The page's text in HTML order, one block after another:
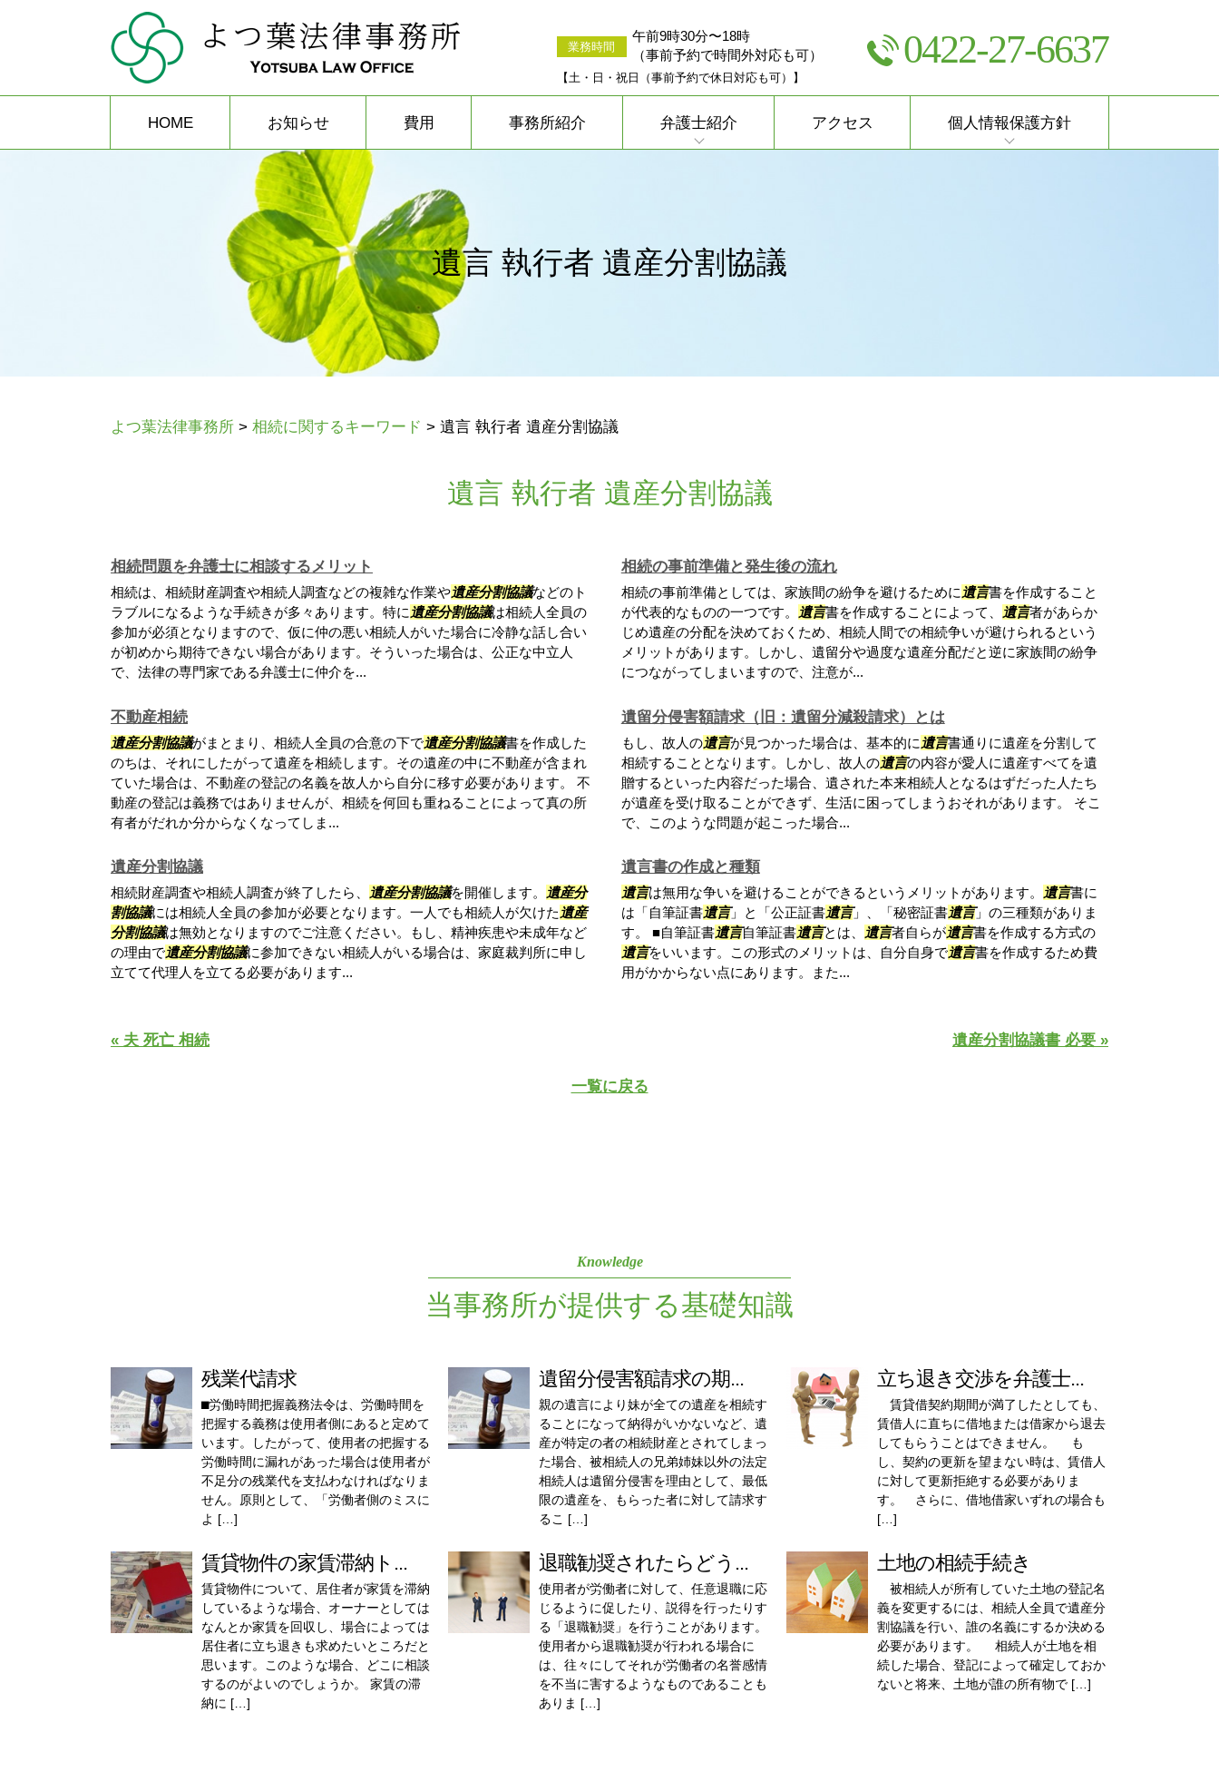
遺言 執行者 遺産分割協議
業務時間
午前9時30分〜18時
（事前予約で時間外対応も可）
【土・日・祝日（事前予約で休日対応も可）】
0422-27-6637
HOME お知らせ 費用 事務所紹介 弁護士紹介 アクセス 個人情報保護方針
よつ葉法律事務所 > 相続に関するキーワード > 遺言 執行者 遺産分割協議
遺言 執行者 遺産分割協議
相続問題を弁護士に相談するメリット
相続は、相続財産調査や相続人調査などの複雑な作業や遺産分割協議などのト
ラブルになるような手続きが多々あります。特に 遺産分割協議は相続人全員の
参加が必須となりますので、仮に仲の悪い相続人がいた場合に冷静な話し合い
が初めから期待できない場合があります。そういった場合は、公正な中立人
で、法律の専門家である弁護士に仲介を...
相続の事前準備と発生後の流れ
相続の事前準備としては、家族間の紛争を避けるために 遺言書を作成すること
が代表的なものの一つです。
遺言書を作成することによって、 遺言者があらか
じめ遺産の分配を決めておくため、相続人間での相続争いが避けられるという
メリットがあります。しかし、遺留分や過度な遺産分配だと逆に家族間の紛争
につながってしまいますので、注意が...
不動産相続
遺産分割協議がまとまり、相続人全員の合意の下で遺産分割協議書を作成した
のちは、それにしたがって遺産を相続します。その遺産の中に不動産が含まれ
ていた場合は、不動産の登記の名義を故人から自分に移す必要があります。 不
動産の登記は義務ではありませんが、相続を何回も重ねることによって真の所
有者がだれか分からなくなってしま...
遺留分侵害額請求（旧：遺留分減殺請求）とは
もし、故人の遺言が見つかった場合は、基本的に 遺言書通りに遺産を分割して
相続することとなります。しかし、故人の遺言の内容が愛人に遺産すべてを遺
贈するといった内容だった場合、遺された本来相続人となるはずだった人たち
が遺産を受け取ることができず、生活に困ってしまうおそれがあります。 そこ
で、このような問題が起こった場合...
遺産分割協議
相続財産調査や相続人調査が終了したら、 遺産分割協議を開催します。
遺産分
割協議には相続人全員の参加が必要となります。一人でも相続人が欠けた 遺産
分割協議は無効となりますのでご注意ください。もし、精神疾患や未成年など
の理由で遺産分割協議に参加できない相続人がいる場合は、家庭裁判所に申し
立てて代理人を立てる必要があります...
遺言書の作成と種類
遺言は無用な争いを避けることができるというメリットがあります。 遺言書に
は「自筆証書遺言」と「公正証書遺言」、「秘密証書遺言」の三種類がありま
す。 ■自筆証書遺言自筆証書遺言とは、 遺言者自らが遺言書を作成する方式の
遺言をいいます。この形式のメリットは、自分自身で遺言書を作成するため費
用がかからない点にあります。また...
« 夫 死亡 相続 遺産分割協議書 必要 »
一覧に戻る
Knowledge
当事務所が提供する基礎知識
残業代請求
⬛︎労働時間把握義務法令は、労働時間を
把握する義務は使用者側にあると定めて
います。したがって、使用者の把握する
労働時間に漏れがあった場合は使用者が
不足分の残業代を支払わなければなりま
せん。原則として、「労働者側のミスに
よ […]
遺留分侵害額請求の期...
親の遺言により妹が全ての遺産を相続す
ることになって納得がいかないなど、遺
産が特定の者の相続財産とされてしまっ
た場合、被相続人の兄弟姉妹以外の法定
相続人は遺留分侵害を理由として、最低
限の遺産を、もらった者に対して請求す
るこ […]
立ち退き交渉を弁護士...
賃貸借契約期間が満了したとしても、
賃借人に直ちに借地または借家から退去
してもらうことはできません。 も
し、契約の更新を望まない時は、賃借人
に対して更新拒絶する必要がありま
す。 さらに、借地借家いずれの場合も
[…]
賃貸物件の家賃滞納ト...
賃貸物件について、居住者が家賃を滞納
しているような場合、オーナーとしては
なんとか家賃を回収し、場合によっては
居住者に立ち退きも求めたいところだと
思います。このような場合、どこに相談
するのがよいのでしょうか。 家賃の滞
納に […]
退職勧奨されたらどう...
使用者が労働者に対して、任意退職に応
じるように促したり、説得を行ったりす
る「退職勧奨」を行うことがあります。
使用者から退職勧奨が行われる場合に
は、往々にしてそれが労働者の名誉感情
を不当に害するようなものであることも
ありま […]
土地の相続手続き
被相続人が所有していた土地の登記名
義を変更するには、相続人全員で遺産分
割協議を行い、誰の名義にするか決める
必要があります。 相続人が土地を相
続した場合、登記によって確定しておか
ないと将来、土地が誰の所有物で […]